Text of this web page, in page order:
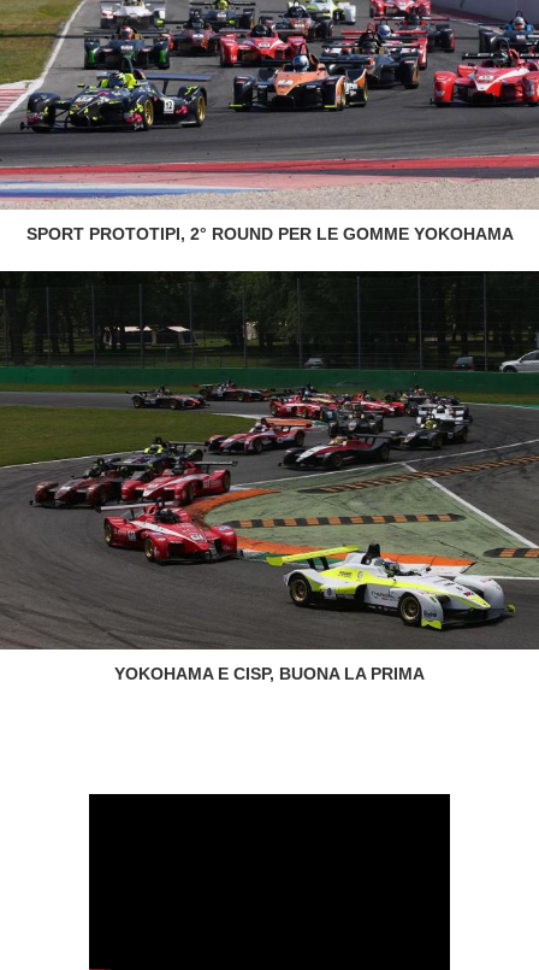
SPORT PROTOTIPI, 2° ROUND PER LE GOMME YOKOHAMA
YOKOHAMA E CISP, BUONA LA PRIMA